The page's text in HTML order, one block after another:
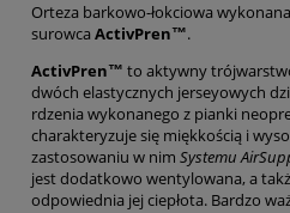
Orteza barkowo-łokciowa
surowca ActivPren™.
ActivPren™ to aktywny
dwóch elastycznych jerseyowych
rdzenia wykonanego z pianki
charakteryzuje się miękkością i
zastosowaniu w nim Systemu
jest dodatkowo wentylowana, a
odpowiednia jej ciepłota. Bardzo